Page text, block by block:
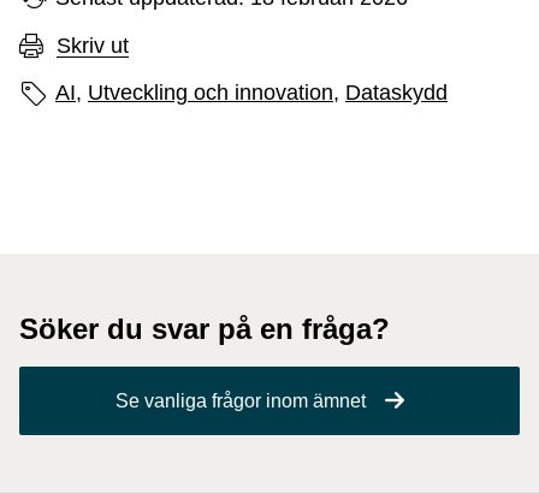
Skriv ut
Sidans etiketter
AI, Utveckling och innovation, Dataskydd
Söker du svar på en fråga?
Se vanliga frågor inom ämnet